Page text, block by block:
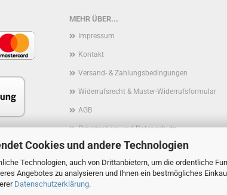
Cookies und andere Technologien
Technologien, auch von Drittanbietern, um die ordentliche
Angebotes zu analysieren und Ihnen ein bestmögliches
Datenschutzerklärung.
MEHR ÜBER...
Impressum
Kontakt
Versand- & Zahlungsbedingungen
Widerrufsrecht & Muster-Widerrufsformular
AGB
Privatsphäre und Datenschutz
Rückruf, telefonische Beratung
Cookie Einstellungen